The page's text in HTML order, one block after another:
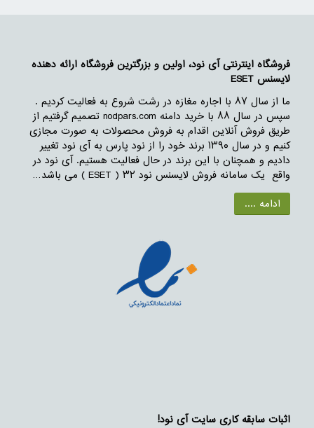
فروشگاه اینترنتی آی نود، اولین و بزرگترین فروشگاه ارائه دهنده
لایسنس ESET
ما از سال ۸۷ با اجاره مغازه در رشت شروع به فعالیت کردیم .
سپس در سال ۸۸ با خرید دامنه nodpars.com تصمیم گرفتیم از
طریق فروش آنلاین اقدام به فروش محصولات به صورت مجازی
کنیم و در سال ۱۳۹۰ برند خود را از نود پارس به آی نود تغییر
دادیم و همچنان با این برند در حال فعالیت هستیم. آی نود در
واقع یک سامانه فروش لایسنس نود ۳۲ ( ESET ) می باشد…
ادامه ....
اثبات سابقه کاری سایت آی نود!